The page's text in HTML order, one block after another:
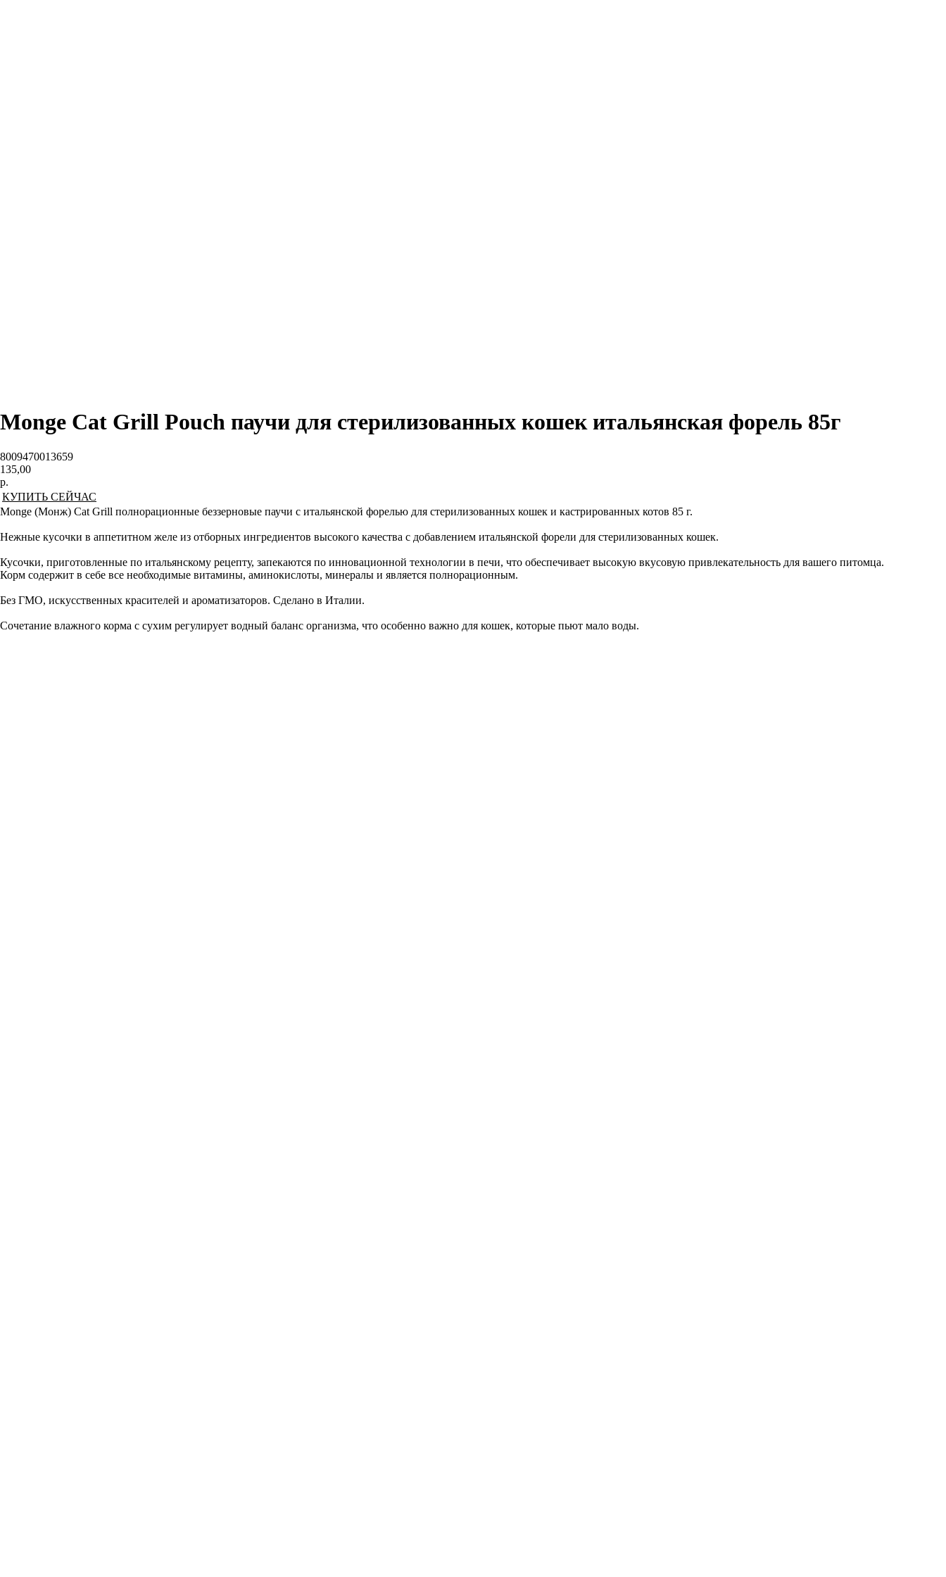
Monge Cat Grill Pouch паучи для стерилизованных кошек итальянская форель 85г
8009470013659
135,00
р.
КУПИТЬ СЕЙЧАС
Monge (Монж) Cat Grill полнорационные беззерновые паучи с итальянской форелью для стерилизованных кошек и кастрированных котов 85 г.
Нежные кусочки в аппетитном желе из отборных ингредиентов высокого качества с добавлением итальянской форели для стерилизованных кошек.
Кусочки, приготовленные по итальянскому рецепту, запекаются по инновационной технологии в печи, что обеспечивает высокую вкусовую привлекательность для вашего питомца.
Корм содержит в себе все необходимые витамины, аминокислоты, минералы и является полнорационным.
Без ГМО, искусственных красителей и ароматизаторов. Сделано в Италии.
Сочетание влажного корма с сухим регулирует водный баланс организма, что особенно важно для кошек, которые пьют мало воды.